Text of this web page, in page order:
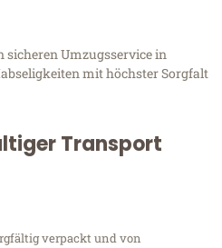
sicheren Umzugsservice in
mit höchster Sorgfalt
Transport
verpackt und von